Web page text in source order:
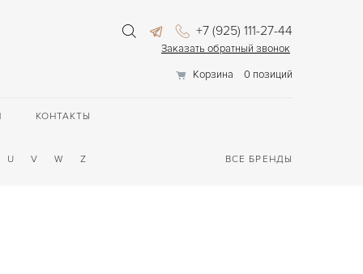
+7 (925) 111-27-44
Заказать обратный звонок
Корзина
0 позиций
КОНТАКТЫ
U V W Z ВСЕ БРЕНДЫ